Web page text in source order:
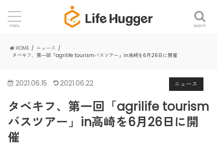
search
menu
HOME
ニュース
タベキフ、第一回「agrilife tourismバスツアー」in高崎を6月26日に開催
ニュース
2021.06.15 2021.06.22
タベキフ、第一回「agrilife tourism
バスツアー」in高崎を6月26日に開
催